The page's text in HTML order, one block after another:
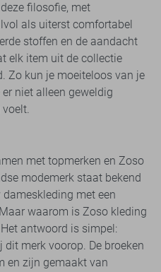
filosofie, met
als uiterst comfortabel
stoffen en de aandacht
elk item uit de collectie
Zo kun je moeiteloos van je
niet alleen geweldig
met topmerken en Zoso
modemerk staat bekend
met een
waarom is Zoso kleding
antwoord is simpel:
merk voorop. De broeken
en zijn gemaakt van